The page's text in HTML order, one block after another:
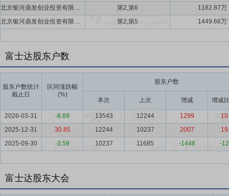
北京银河鼎发创业投资有限公司,吉林省国家汽车电子产业创业投资有限责任公司
第2,第6
1182.87万
北京银河鼎发创业投资有限公司,吉林省国家汽车电子产业创业投资有限责任公司
第2,第5 1449.66万
富士达股东户数
股东户数统计
截止日
区间涨跌幅
(%)
股东户数
本次 上次 增减 增减
2026-03-31 -8.69 13543 12244 1299
2025-12-31
30.85 12244 10237 2007
2025-09-30
-3.59 10237 11685 -1448 -
富士达股东大会